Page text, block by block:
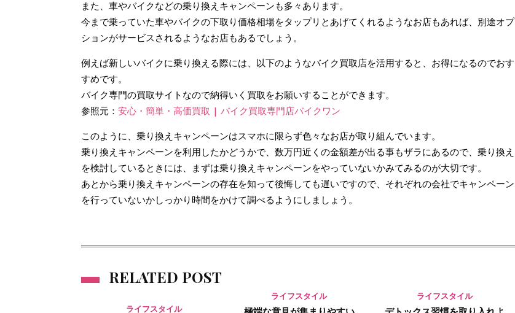
また、車やバイクなどの乗り換えキャンペーンも多々あります。
今まで乗っていた車やバイクの下取り価格相場をタップリとあげてくれるようなお店もあれば、別途オプ
ションがサービスされるようなお店もあるでしょう。
例えば新しいバイクに乗り換える際には、以下のようなバイク買取店を活用すると、お得になるのでおす
すめです。
バイク専門の買取サイトなので納得いく買取をお願いすることができます。
参照元： 安心・簡単・高価買取 | バイク買取専門店バイクワン
このように、乗り換えキャンペーンはスマホに限らず色々なお店が取り組んでいます。
乗り換えキャンペーンを利用したかどうかで、数万円近くの金額差が出る事もザラにあるので、乗り換え
を検討しているときには、まずは乗り換えキャンペーンをやっていないかみてみるのが大切です。
あとから乗り換えキャンペーンの存在を知って後悔しても遅いですので、それぞれの会社でキャンペーン
を行っていないかしっかり時間をかけて調べるようにしましょう。
RELATED POST
ライフスタイル
ライフスタイル ライフスタイル